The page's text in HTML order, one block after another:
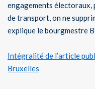
engagements électoraux,
de transport, on ne
explique le bourgmestre
Intégralité de l’article
Bruxelles